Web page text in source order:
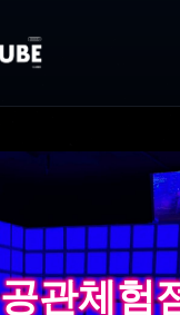
공관체험
공관체험